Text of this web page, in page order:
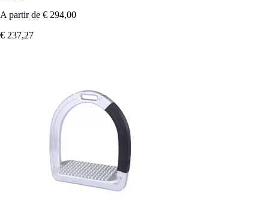
A partir de € 294,00
€ 237,27